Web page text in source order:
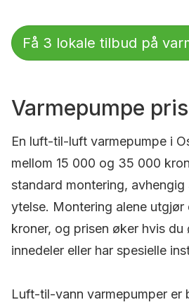
Få 3 lokale tilbud på
Varmepumpe pris
En luft-til-luft varmepumpe i
mellom 15 000 og 35 000
standard montering, avhengig
ytelse. Montering alene
kroner, og prisen øker hvis du
innedeler eller har spesielle
Luft-til-vann varmepumper er